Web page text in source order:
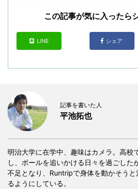
この記事が気に入ったら
LINE シェア
記事を書いた人
平池拓也
明治大学に在学中、趣味はカメラ。高校
し、ボールを追いかける日々を過ごした
不足となり、Runtripで身体を動かそう
るようにしている。